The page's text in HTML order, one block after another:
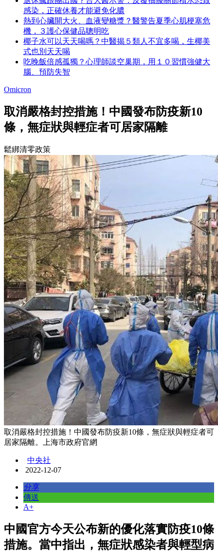
感染，正確休養才能避免化膿
熱到心臟開大火、血液變糖漿？醫警告夏季心肌梗塞危
機，３護心保健品聰明吃
椰子水可以天天喝嗎？中醫揭５類人不宜多喝，生椰美
式也別天天喝
吃晚飯倍感孤獨？心理師談空巢期，用１０習慣強健大
腦、預防失智
Omicron
取消嚴格封控措施！中國發布防疫新10
條，無症狀與輕症者可居家隔離
鬆綁清零政策
取消嚴格封控措施！中國發布防疫新10條，無症狀與輕症者可
居家隔離。上海市政府官網
中央社
2022-12-07
分享
傳送
A+
中國官方今天公布新的優化落實防疫10條
措施。當中指出，無症狀感染者與輕型病